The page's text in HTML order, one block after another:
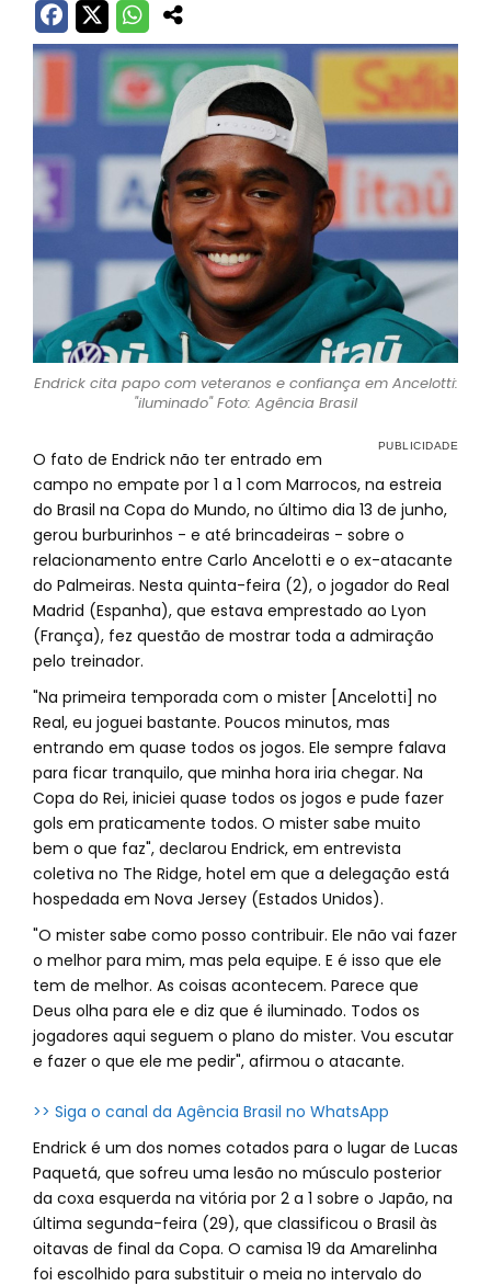
Endrick cita papo com veteranos e confiança em Ancelotti:
"iluminado" Foto: Agência Brasil
O fato de Endrick não ter entrado em
campo no empate por 1 a 1 com Marrocos, na estreia
do Brasil na Copa do Mundo, no último dia 13 de junho,
gerou burburinhos - e até brincadeiras - sobre o
relacionamento entre Carlo Ancelotti e o ex-atacante
do Palmeiras. Nesta quinta-feira (2), o jogador do Real
Madrid (Espanha), que estava emprestado ao Lyon
(França), fez questão de mostrar toda a admiração
pelo treinador.
"Na primeira temporada com o mister [Ancelotti] no
Real, eu joguei bastante. Poucos minutos, mas
entrando em quase todos os jogos. Ele sempre falava
para ficar tranquilo, que minha hora iria chegar. Na
Copa do Rei, iniciei quase todos os jogos e pude fazer
gols em praticamente todos. O mister sabe muito
bem o que faz", declarou Endrick, em entrevista
coletiva no The Ridge, hotel em que a delegação está
hospedada em Nova Jersey (Estados Unidos).
"O mister sabe como posso contribuir. Ele não vai fazer
o melhor para mim, mas pela equipe. E é isso que ele
tem de melhor. As coisas acontecem. Parece que
Deus olha para ele e diz que é iluminado. Todos os
jogadores aqui seguem o plano do mister. Vou escutar
e fazer o que ele me pedir", afirmou o atacante.
>> Siga o canal da Agência Brasil no WhatsApp
Endrick é um dos nomes cotados para o lugar de Lucas
Paquetá, que sofreu uma lesão no músculo posterior
da coxa esquerda na vitória por 2 a 1 sobre o Japão, na
última segunda-feira (29), que classificou o Brasil às
oitavas de final da Copa. O camisa 19 da Amarelinha
foi escolhido para substituir o meia no intervalo do